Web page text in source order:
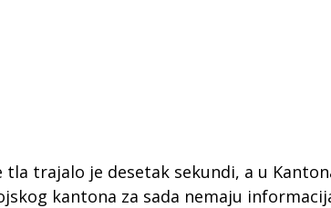
tla trajalo je desetak sekundi, a u
kantona za sada nemaju